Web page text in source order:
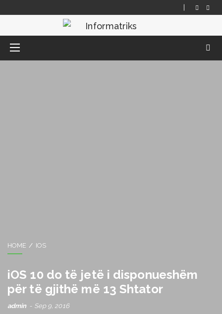
HOME IOS
iOS 10 do të jetë i disponueshëm
për të gjithë më 13 Shtator
admin Sep 9, 2016